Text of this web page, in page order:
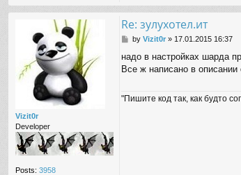
Vizit0r
Developer
Posts: 3958
Re: зулухотел.ит
P
s
t
by Vizit0r» 17.01.2015 16:37
надо в настройках шарда
Все ж написано в описании
"Пишите код так, как будто